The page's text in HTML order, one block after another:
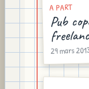
A PART
Pub
29 mars